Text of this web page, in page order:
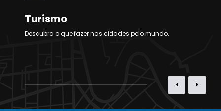
Turismo
Descubra o que fazer nas cidades pelo mundo.